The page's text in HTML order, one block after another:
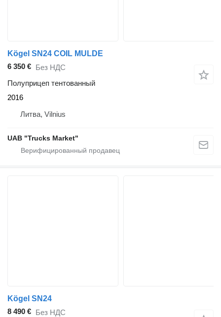
Kögel SN24 COIL MULDE
6 350 € Без НДС
Полуприцеп тентованный
2016
Литва, Vilnius
UAB "Trucks Market"
Kögel SN24
8 490 € Без НДС